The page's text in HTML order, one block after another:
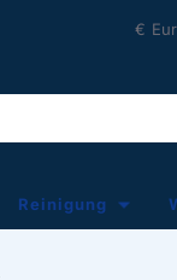
€
Reinigung